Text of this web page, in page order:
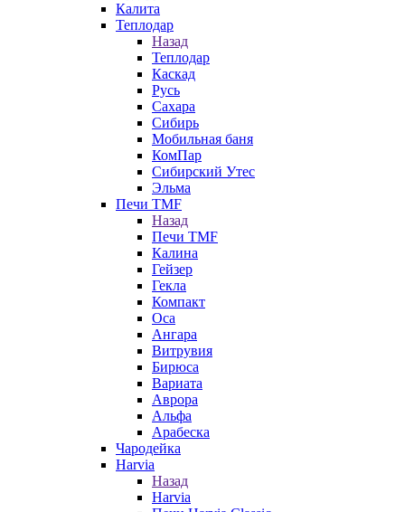
Калита
Теплодар
Назад
Теплодар
Каскад
Русь
Сахара
Сибирь
Мобильная баня
КомПар
Сибирский Утес
Эльма
Печи TMF
Назад
Печи TMF
Калина
Гейзер
Гекла
Компакт
Оса
Ангара
Витрувия
Бирюса
Вариата
Аврора
Альфа
Арабеска
Чародейка
Harvia
Назад
Harvia